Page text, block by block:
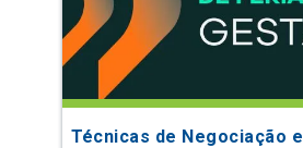
Técnicas de Negociação e